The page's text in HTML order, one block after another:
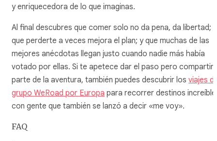
y enriquecedora de lo que imaginas.
Al final descubres que comer solo no da pena, da libertad;
que perderte a veces mejora el plan; y que muchas de las
mejores anécdotas llegan justo cuando nadie más había
votado por ellas. Si te apetece dar el paso pero compartir
parte de la aventura, también puedes descubrir los viajes
grupo WeRoad por Europa para recorrer destinos
con gente que también se lanzó a decir «me voy».
FAQ